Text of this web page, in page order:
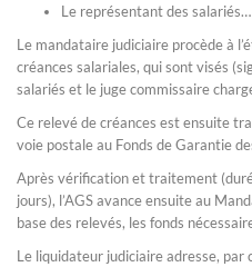
Le représentant des salariés…
Le mandataire judiciaire procède à
créances salariales, qui sont visés
salariés et le juge commissaire
Ce relevé de créances est ensuite
voie postale au Fonds de Garantie
Après vérification et traitement
jours), l’AGS avance ensuite au
base des relevés, les fonds
Le liquidateur judiciaire adresse, par